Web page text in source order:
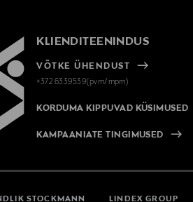
KLIENDITEENINDUS
VÕTKE ÜHENDUST
+372 6339539(pvm/mpm)
KORDUMA KIPPUVAD KÜSIMUSED
KAMPAANIATE TINGIMUSED
STOCKMANN LINDEX GROUP